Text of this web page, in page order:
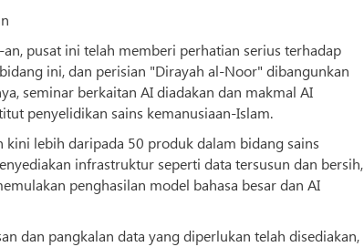
pusat ini telah memberi perhatian serius terhadap
ini, dan perisian "Dirayah al-Noor" dibangunkan
seminar berkaitan AI diadakan dan makmal AI
penyelidikan sains kemanusiaan-Islam.
kini lebih daripada 50 produk dalam bidang sains
infrastruktur seperti data tersusun dan bersih,
penghasilan model bahasa besar dan AI
dan pangkalan data yang diperlukan telah disediakan,